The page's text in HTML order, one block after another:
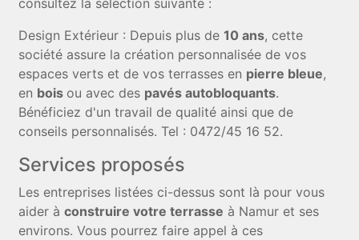
Design Extérieur : Depuis plus de10 ans, cette
société assure la création personnalisée de vos
espaces verts et de vos terrasses en pierre bleue,
en bois ou avec des pavés autobloquants.
Bénéficiez d'un travail de qualité ainsi que de
conseils personnalisés. Tel : 0472/45 16 52.
Services proposés
Les entreprises listées ci-dessus sont là pour vous
aider àconstruire votre terrasse à Namur et ses
environs. Vous pourrez faire appel à ces